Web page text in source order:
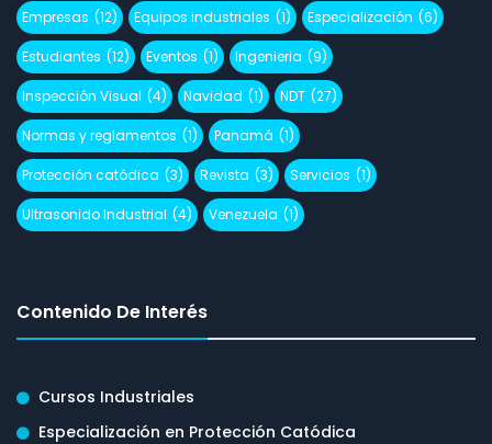
Empresas (12) Equipos industriales (1) Especialización (6)
Estudiantes (12) Eventos (1) Ingenieria (9)
Inspección Visual (4) Navidad (1) NDT (27)
Normas y reglamentos (1) Panamá (1)
Protección catódica (3) Revista (3) Servicios (1)
Ultrasonido Industrial (4) Venezuela (1)
Contenido De Interés
Cursos Industriales
Especialización en Protección Catódica